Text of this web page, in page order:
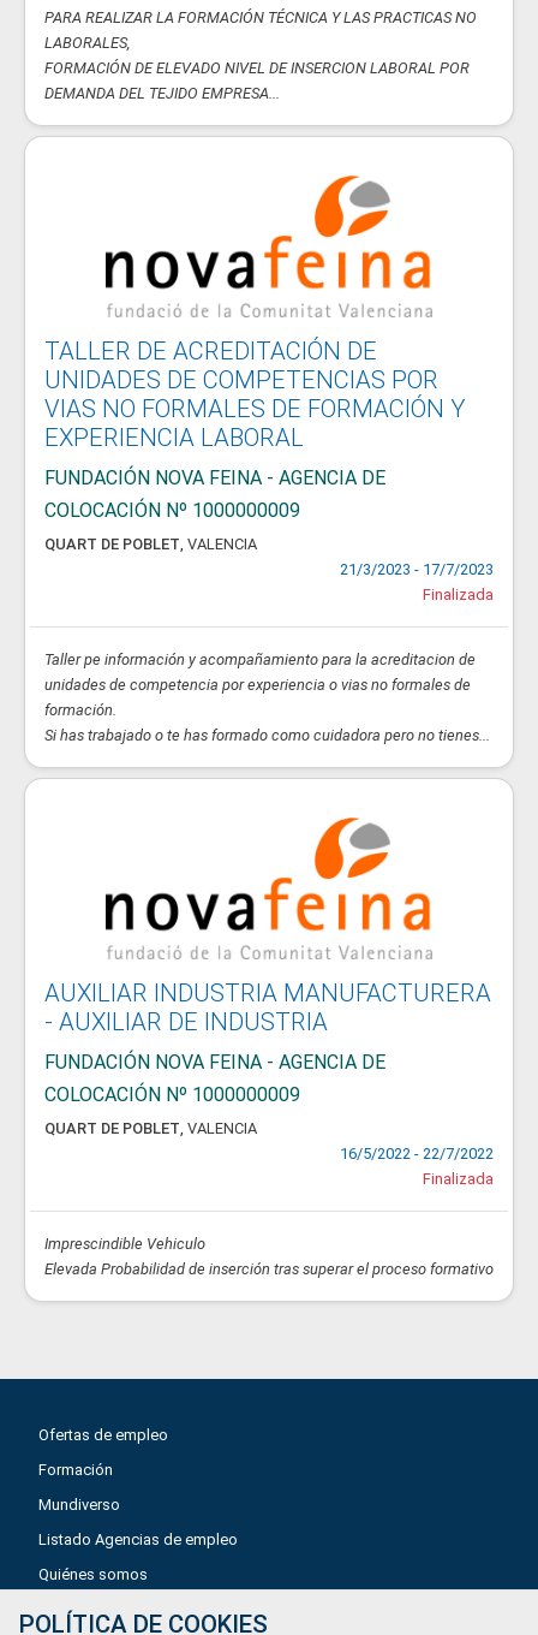
PARA REALIZAR LA FORMACIÓN TÉCNICA Y LAS PRACTICAS NO
LABORALES,
FORMACIÓN DE ELEVADO NIVEL DE INSERCION LABORAL POR
DEMANDA DEL TEJIDO EMPRESA...
TALLER DE ACREDITACIÓN DE
UNIDADES DE COMPETENCIAS POR
VIAS NO FORMALES DE FORMACIÓN Y
EXPERIENCIA LABORAL
FUNDACIÓN NOVA FEINA - AGENCIA DE
COLOCACIÓN Nº 1000000009
QUART DE POBLET, VALENCIA
21/3/2023 - 17/7/2023
Finalizada
Taller pe información y acompañamiento para la acreditacion de
unidades de competencia por experiencia o vias no formales de
formación.
Si has trabajado o te has formado como cuidadora pero no tienes...
AUXILIAR INDUSTRIA MANUFACTURERA
- AUXILIAR DE INDUSTRIA
FUNDACIÓN NOVA FEINA - AGENCIA DE
COLOCACIÓN Nº 1000000009
QUART DE POBLET, VALENCIA
16/5/2022 - 22/7/2022
Finalizada
Imprescindible Vehiculo
Elevada Probabilidad de inserción tras superar el proceso formativo
Ofertas de empleo
Formación
Mundiverso
Listado Agencias de empleo
Quiénes somos
POLÍTICA DE COOKIES